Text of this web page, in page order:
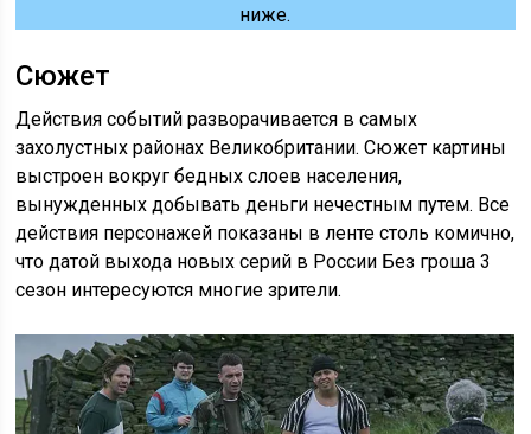
ниже.
Сюжет
Действия событий разворачивается в самых
захолустных районах Великобритании. Сюжет картины
выстроен вокруг бедных слоев населения,
вынужденных добывать деньги нечестным путем. Все
действия персонажей показаны в ленте столь комично,
что датой выхода новых серий в России Без гроша 3
сезон интересуются многие зрители.